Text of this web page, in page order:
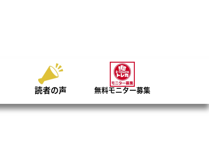
読者の声 無料モニター募集